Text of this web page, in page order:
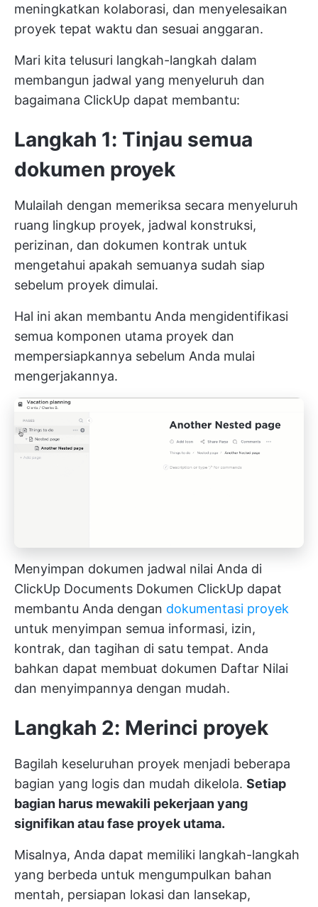
meningkatkan kolaborasi, dan menyelesaikan
proyek tepat waktu dan sesuai anggaran.
Mari kita telusuri langkah-langkah dalam
membangun jadwal yang menyeluruh dan
bagaimana ClickUp dapat membantu:
Langkah 1: Tinjau semua
dokumen proyek
Mulailah dengan memeriksa secara menyeluruh
ruang lingkup proyek, jadwal konstruksi,
perizinan, dan dokumen kontrak untuk
mengetahui apakah semuanya sudah siap
sebelum proyek dimulai.
Hal ini akan membantu Anda mengidentifikasi
semua komponen utama proyek dan
mempersiapkannya sebelum Anda mulai
mengerjakannya.
Menyimpan dokumen jadwal nilai Anda di
ClickUp Documents Dokumen ClickUp dapat
membantu Anda dengan dokumentasi proyek
untuk menyimpan semua informasi, izin,
kontrak, dan tagihan di satu tempat. Anda
bahkan dapat membuat dokumen Daftar Nilai
dan menyimpannya dengan mudah.
Langkah 2: Merinci proyek
Bagilah keseluruhan proyek menjadi beberapa
bagian yang logis dan mudah dikelola. Setiap
bagian harus mewakili pekerjaan yang
signifikan atau fase proyek utama.
Misalnya, Anda dapat memiliki langkah-langkah
yang berbeda untuk mengumpulkan bahan
mentah, persiapan lokasi dan lansekap,